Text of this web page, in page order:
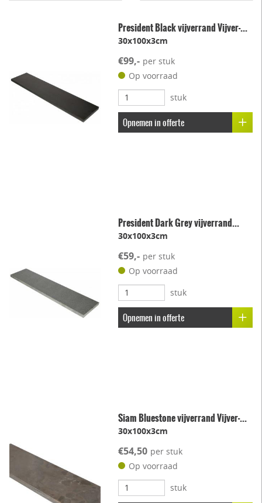
President Black vijverrand Vijver-...
30x100x3cm
€99,- per stuk
Op voorraad
stuk
Opnemen in offerte
President Dark Grey vijverrand...
30x100x3cm
€59,- per stuk
Op voorraad
stuk
Opnemen in offerte
Siam Bluestone vijverrand Vijver-...
30x100x3cm
€54,50 per stuk
Op voorraad
stuk